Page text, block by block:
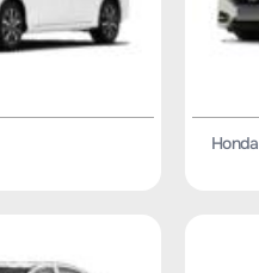
Honda